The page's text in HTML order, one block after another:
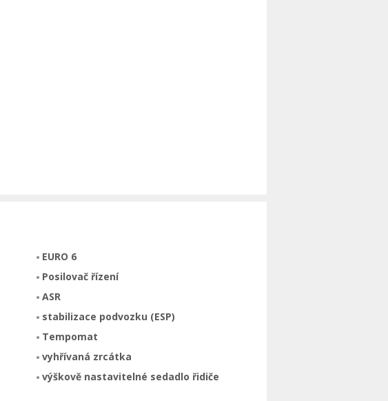
EURO 6
Posilovač řízení
ASR
stabilizace podvozku (ESP)
Tempomat
vyhřívaná zrcátka
výškově nastavitelné sedadlo řidiče